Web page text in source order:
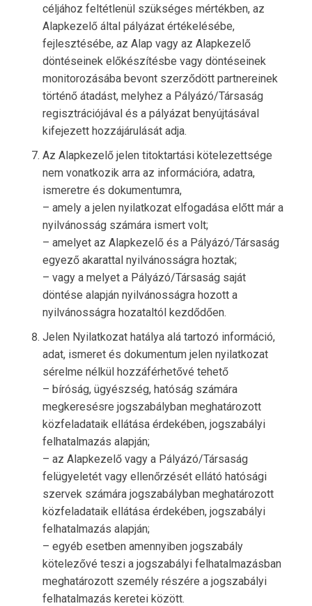
céljához feltétlenül szükséges mértékben, az
Alapkezelő által pályázat értékelésébe,
fejlesztésébe, az Alap vagy az Alapkezelő
döntéseinek előkészítésbe vagy döntéseinek
monitorozásába bevont szerződött partnereinek
történő átadást, melyhez a Pályázó/Társaság
regisztrációjával és a pályázat benyújtásával
kifejezett hozzájárulását adja.
Az Alapkezelő jelen titoktartási kötelezettsége
nem vonatkozik arra az információra, adatra,
ismeretre és dokumentumra,
– amely a jelen nyilatkozat elfogadása előtt már a
nyilvánosság számára ismert volt;
– amelyet az Alapkezelő és a Pályázó/Társaság
egyező akarattal nyilvánosságra hoztak;
– vagy a melyet a Pályázó/Társaság saját
döntése alapján nyilvánosságra hozott a
nyilvánosságra hozataltól kezdődően.
Jelen Nyilatkozat hatálya alá tartozó információ,
adat, ismeret és dokumentum jelen nyilatkozat
sérelme nélkül hozzáférhetővé tehető
– bíróság, ügyészség, hatóság számára
megkeresésre jogszabályban meghatározott
közfeladataik ellátása érdekében, jogszabályi
felhatalmazás alapján;
– az Alapkezelő vagy a Pályázó/Társaság
felügyeletét vagy ellenőrzését ellátó hatósági
szervek számára jogszabályban meghatározott
közfeladataik ellátása érdekében, jogszabályi
felhatalmazás alapján;
– egyéb esetben amennyiben jogszabály
kötelezővé teszi a jogszabályi felhatalmazásban
meghatározott személy részére a jogszabályi
felhatalmazás keretei között.